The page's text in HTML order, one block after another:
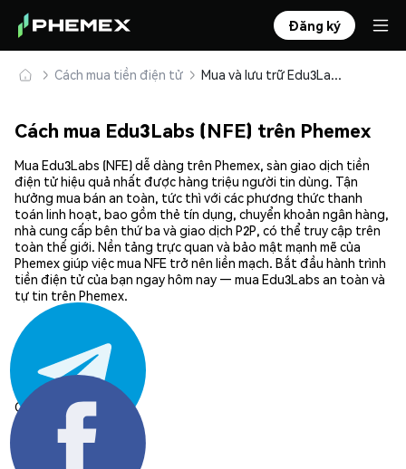
Đăng ký
Cách mua tiền điện tử Mua và lưu trữ Edu3Labs (NFE) an toàn
Cách mua Edu3Labs (NFE) trên Phemex
Mua Edu3Labs (NFE) dễ dàng trên Phemex, sàn giao dịch tiền
điện tử hiệu quả nhất được hàng triệu người tin dùng. Tận
hưởng mua bán an toàn, tức thì với các phương thức thanh
toán linh hoạt, bao gồm thẻ tín dụng, chuyển khoản ngân hàng,
nhà cung cấp bên thứ ba và giao dịch P2P, có thể truy cập trên
toàn thế giới. Nền tảng trực quan và bảo mật mạnh mẽ của
Phemex giúp việc mua NFE trở nên liền mạch. Bắt đầu hành trình
tiền điện tử của bạn ngay hôm nay — mua Edu3Labs an toàn và
tự tin trên Phemex.
Chia sẻ: